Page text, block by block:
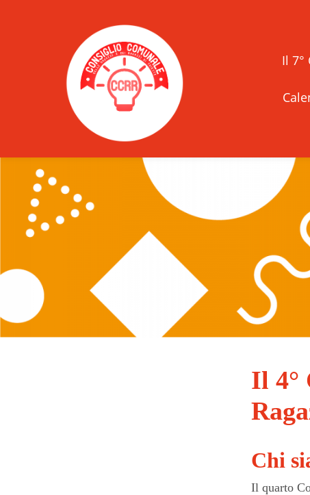
Il 7°
Il 4°
Chi
Il quarto